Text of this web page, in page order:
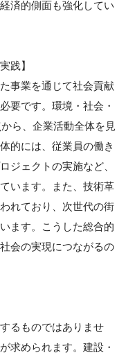
済的側面も強化してい
践】
事業を通じて社会貢献
要です。環境・社会・
ら、企業活動全体を見
的には、従業員の働き
ジェクトの実施など、
います。また、技術革
れており、次世代の街
ます。こうした総合的
会の実現につながるの
るものではありませ
求められます。建設・